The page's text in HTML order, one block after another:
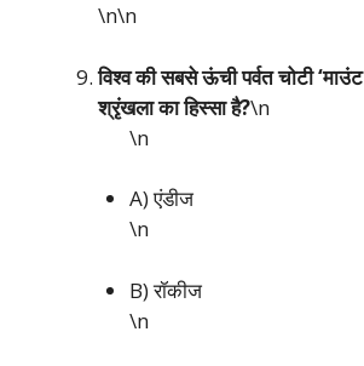
\n\n
विश्व की सबसे ऊंची पर्वत चोटी
श्रृंखला का हिस्सा है?\n
\n
A) एंडीज
\n
B) रॉकीज
\n